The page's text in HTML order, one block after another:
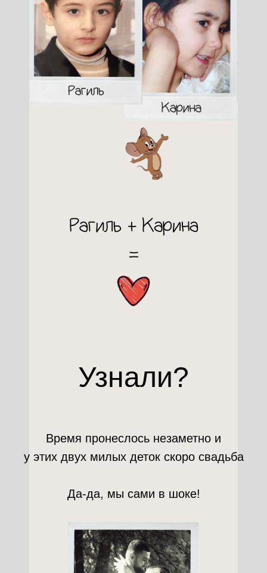
Узнали?
Время пронеслось незаметно и
у этих двух милых деток скоро свадьба
Да-да, мы сами в шоке!